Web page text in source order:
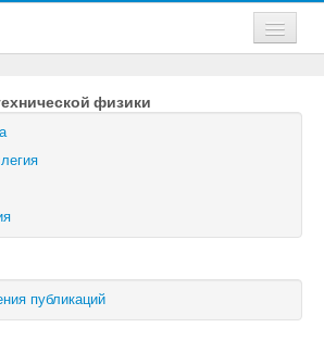
физики
технической физики
тела
полупроводников
физики
публикаций